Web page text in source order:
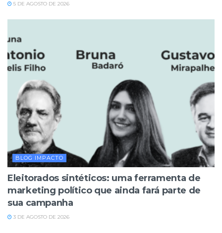
5 DE AGOSTO DE 2026
BLOG IMPACTO
Eleitorados sintéticos: uma ferramenta de
marketing político que ainda fará parte de
sua campanha
3 DE AGOSTO DE 2026